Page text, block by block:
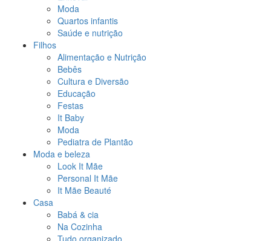
Moda
Quartos infantis
Saúde e nutrição
Filhos
Alimentação e Nutrição
Bebês
Cultura e Diversão
Educação
Festas
It Baby
Moda
Pediatra de Plantão
Moda e beleza
Look It Mãe
Personal It Mãe
It Mãe Beauté
Casa
Babá & cia
Na Cozinha
Tudo organizado